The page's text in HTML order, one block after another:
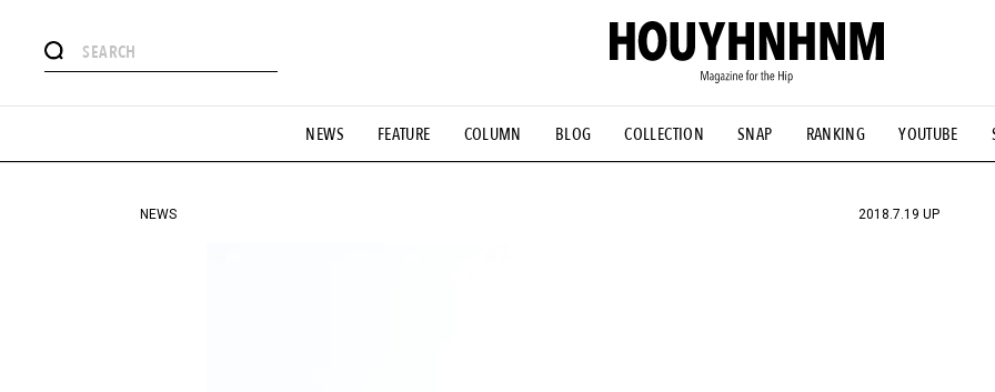
NEWS FEATURE COLUMN BLOG COLLECTION SNAP RANKING YOUTUBE
#憧れの逸品 #ESSENTIAL DESIGNS #古着サミット #NEW VINTAGE #マイナーグッド図鑑
#GH 銘品の所以 #フイナムのYouTube #Commune H #FOCUS IT #AH.H #ととけん #FASHION #MUSIC
#HANDSOME HANDBOOK
NEWS 2018.7.19 UP